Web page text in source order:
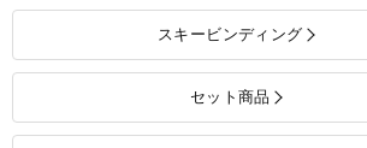
スキービンディング
セット商品